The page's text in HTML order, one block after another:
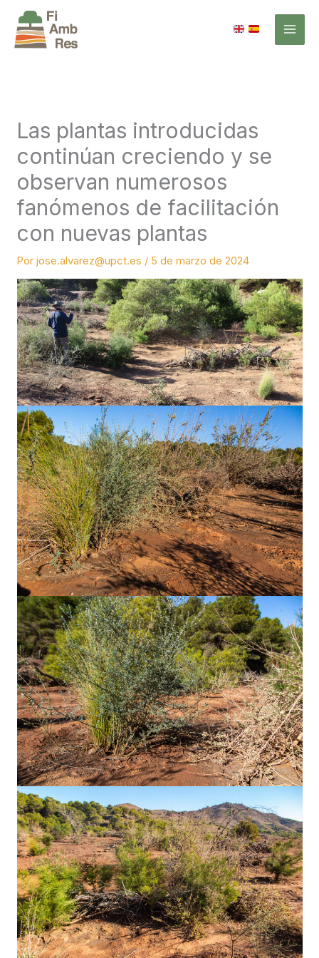
contenido
Las plantas introducidas
continúan creciendo y se
observan numerosos
fanómenos de facilitación
con nuevas plantas
Porjose.alvarez@upct.es / 5 de marzo de 2024